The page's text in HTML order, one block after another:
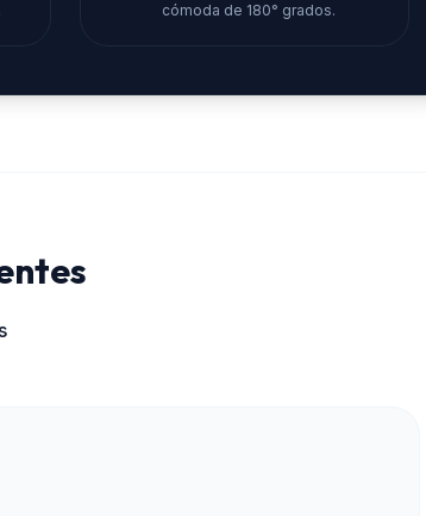
cómoda de 180° grados.